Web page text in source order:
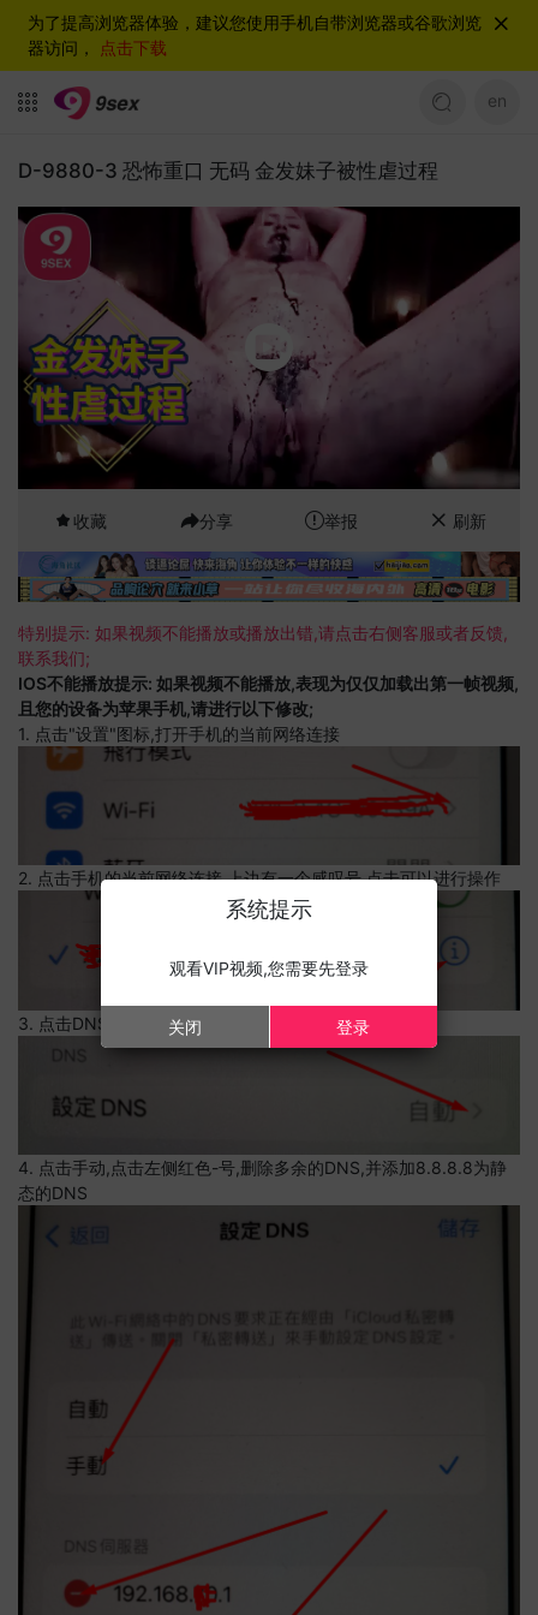
为了提高浏览器体验，建议您使用手机自带浏览器或谷歌浏览
器访问， 点击下载
en
D-9880-3 恐怖重口 无码 金发妹子被性虐过程
收藏 分享 举报 刷新
特别提示: 如果视频不能播放或播放出错,请点击右侧客服或者反馈,
联系我们;
IOS不能播放提示: 如果视频不能播放,表现为仅仅加载出第一帧视频,
且您的设备为苹果手机,请进行以下修改;
1. 点击"设置"图标,打开手机的当前网络连接
2. 点击手机的当前网络连接,上边有一个感叹号,点击可以进行操作
3. 点击DNS设置
4. 点击手动,点击左侧红色-号,删除多余的DNS,并添加8.8.8.8为静
态的DNS
系统提示
观看VIP视频,您需要先登录
关闭 登录